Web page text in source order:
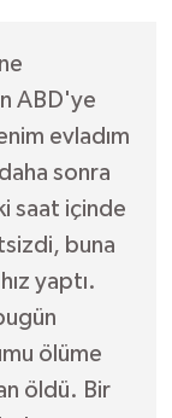
ABD'ye
evladım
sonra
saat içinde
buna
yaptı.
ölüme
öldü. Bir